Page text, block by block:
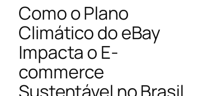
Como o Plano
Climático do eBay
Impacta o E-
commerce